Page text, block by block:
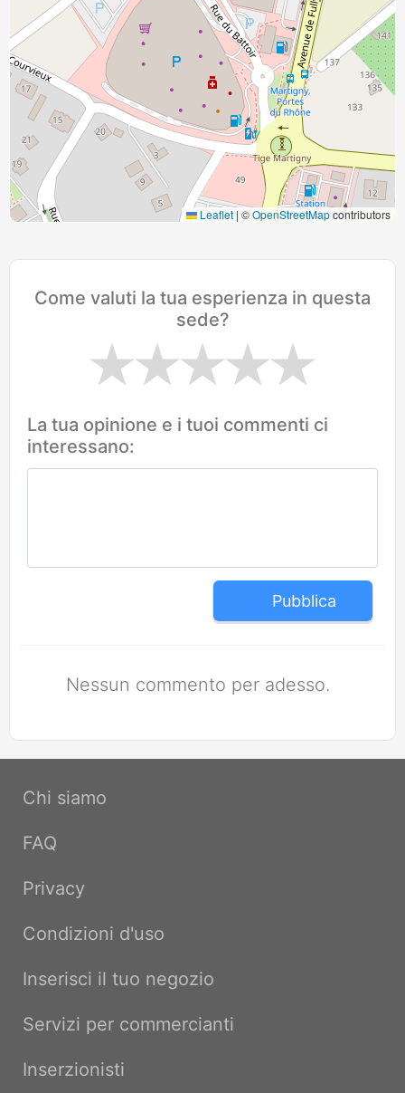
Leaflet | ©OpenStreetMapcontributors
Come valuti la tua esperienza in questa
sede?
La tua opinione e i tuoi commenti ci
interessano:
Pubblica
Nessun commento per adesso.
Chi siamo
FAQ
Privacy
Condizioni d'uso
Inserisci il tuo negozio
Servizi per commercianti
Inserzionisti